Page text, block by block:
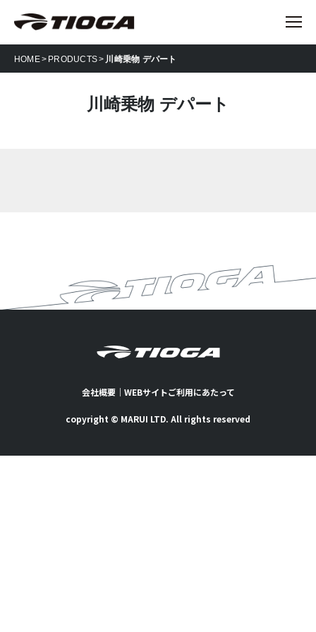
HOME PRODUCTS 川崎乗物 デパート
川崎乗物 デパート
会社概要｜ WEBサイトご利用にあたって
copyright © MARUI LTD. All rights reserved